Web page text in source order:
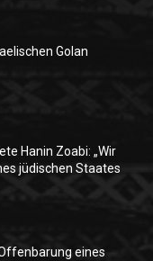
Golan
Hanin Zoabi: „Wir
jüdischen Staates
eines